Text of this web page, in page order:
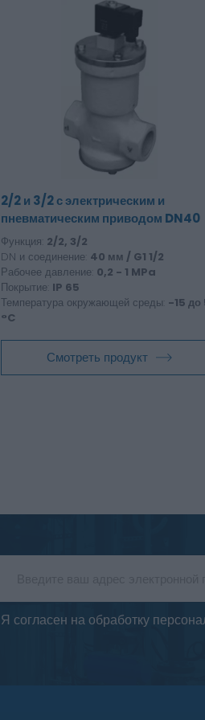
2/2 и 3/2 с электрическим и
пневматическим приводом DN40
Функция: 2/2, 3/2
DN и соединение: 40 мм / G1 1/2
Рабочее давление: 0,2 - 1 MPa
Покрытие: IP 65
Температура окружающей среды: -15 до
°C
Смотреть продукт
Я согласен на обработку